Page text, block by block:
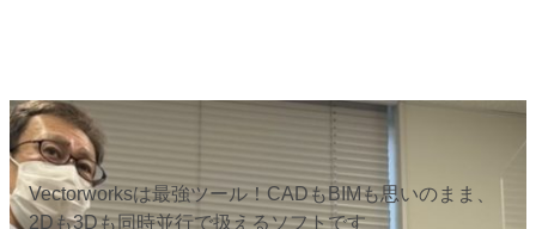
Vectorworksは最強ツール！CADもBIMも思いのまま、
2Dも3Dも同時並行で扱えるソフトです